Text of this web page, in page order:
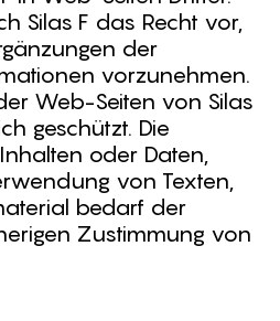
Silas F das Recht vor,
der
vorzunehmen.
Web-Seiten von Silas
geschützt. Die
oder Daten,
von Texten,
bedarf der
Zustimmung von